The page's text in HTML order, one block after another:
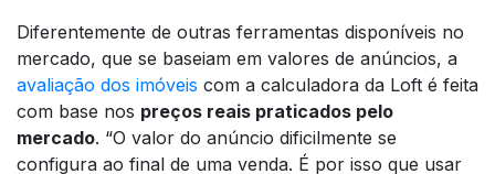
Diferentemente de outras ferramentas disponíveis no
mercado, que se baseiam em valores de anúncios, a
avaliação dos imóveis com a calculadora da Loft é feita
com base nos preços reais praticados pelo
mercado. “O valor do anúncio dificilmente se
configura ao final de uma venda. É por isso que usar